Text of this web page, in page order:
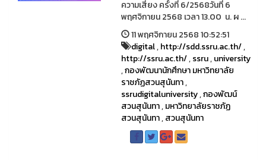
ความเสี่ยง ครั้งที่ 6/2568วันที่ 6
พฤศจิกายน 2568 เวลา 13.00 น. ผ ...
11 พฤศจิกายน 2568 10:52:51
digital,http://sdd.ssru.ac.th/,
http://ssru.ac.th/,ssru,university
,กองพัฒนานักศึกษา มหาวิทยาลัย
ราชภัฏสวนสุนันทา,
ssrudigitaluniversity,กองพัฒน์
สวนสุนันทา,มหาวิทยาลัยราชภัฏ
สวนสุนันทา,สวนสุนันทา